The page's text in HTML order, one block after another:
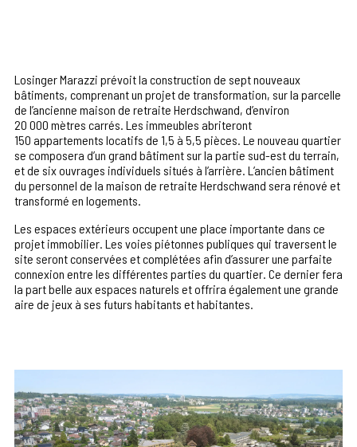
Losinger Marazzi prévoit la construction de sept nouveaux
bâtiments, comprenant un projet de transformation, sur la parcelle
de l’ancienne maison de retraite Herdschwand, d’environ
20 000 mètres carrés. Les immeubles abriteront
150 appartements locatifs de 1,5 à 5,5 pièces. Le nouveau quartier
se composera d’un grand bâtiment sur la partie sud-est du terrain,
et de six ouvrages individuels situés à l’arrière. L’ancien bâtiment
du personnel de la maison de retraite Herdschwand sera rénové et
transformé en logements.
Les espaces extérieurs occupent une place importante dans ce
projet immobilier. Les voies piétonnes publiques qui traversent le
site seront conservées et complétées afin d’assurer une parfaite
connexion entre les différentes parties du quartier. Ce dernier fera
la part belle aux espaces naturels et offrira également une grande
aire de jeux à ses futurs habitants et habitantes.